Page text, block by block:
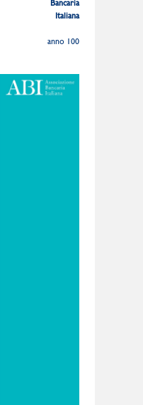
Bancaria
Italiana
anno 100